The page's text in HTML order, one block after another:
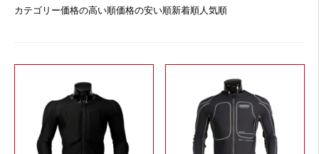
カテゴリー価格の高い順価格の安い順新着順人気順